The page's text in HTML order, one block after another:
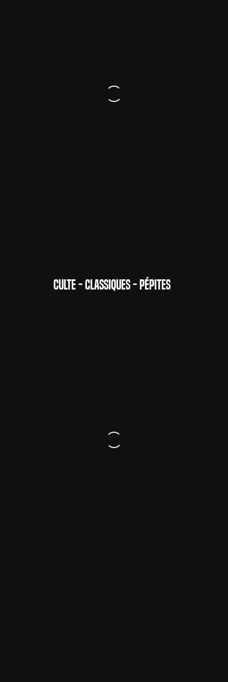
CULTE - CLASSIQUES - PÉPITES